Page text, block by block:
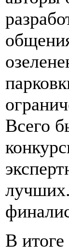
Всего
В